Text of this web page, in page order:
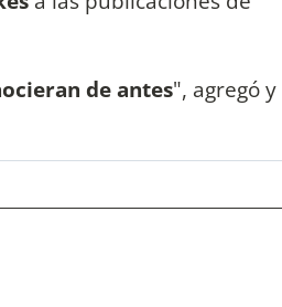
de antes", agregó y